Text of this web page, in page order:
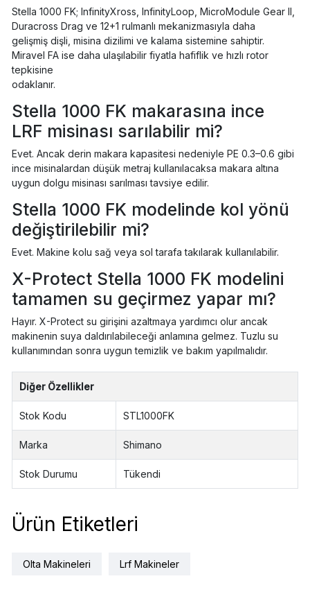
Stella 1000 FK; InfinityXross, InfinityLoop, MicroModule Gear II,
Duracross Drag ve 12+1 rulmanlı mekanizmasıyla daha
gelişmiş dişli, misina dizilimi ve kalama sistemine sahiptir.
Miravel FA ise daha ulaşılabilir fiyatla hafiflik ve hızlı rotor
tepkisine
odaklanır.
Stella 1000 FK makarasına ince
LRF misinası sarılabilir mi?
Evet. Ancak derin makara kapasitesi nedeniyle PE 0.3–0.6 gibi
ince misinalardan düşük metraj kullanılacaksa makara altına
uygun dolgu misinası sarılması tavsiye edilir.
Stella 1000 FK modelinde kol yönü
değiştirilebilir mi?
Evet. Makine kolu sağ veya sol tarafa takılarak kullanılabilir.
X-Protect Stella 1000 FK modelini
tamamen su geçirmez yapar mı?
Hayır. X-Protect su girişini azaltmaya yardımcı olur ancak
makinenin suya daldırılabileceği anlamına gelmez. Tuzlu su
kullanımından sonra uygun temizlik ve bakım yapılmalıdır.
Diğer Özellikler
Stok Kodu STL1000FK
Marka Shimano
Stok Durumu Tükendi
Ürün Etiketleri
Olta Makineleri Lrf Makineler